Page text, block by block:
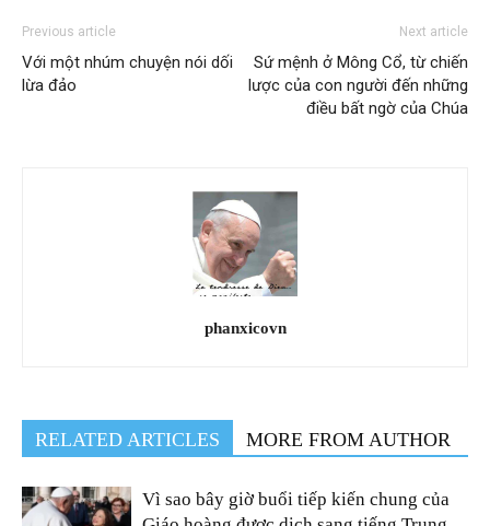
Previous article
Với một nhúm chuyện nói dối
lừa đảo
Next article
Sứ mệnh ở Mông Cổ, từ chiến
lược của con người đến những
điều bất ngờ của Chúa
phanxicovn
RELATED ARTICLES MORE FROM AUTHOR
Vì sao bây giờ buổi tiếp kiến chung của